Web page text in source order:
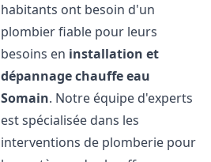
habitants ont besoin d'un
plombier fiable pour leurs
besoins en installation et
dépannage chauffe eau
Somain. Notre équipe d'experts
est spécialisée dans les
interventions de plomberie pour